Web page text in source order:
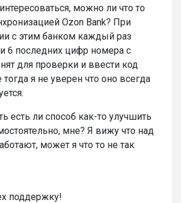
можно ли что то
Ozon Bank? При
с этим банком каждый раз
6 последних цифр номера с
для проверки и ввести код
я не уверен что оно всегда
есть ли способ как-то улучшить
мне? Я вижу что над
может я что то не так
поддержку!